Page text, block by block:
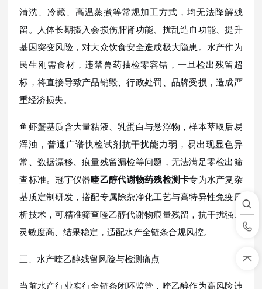
清洗、冷藏、高温蒸煮等常规加工方式，均无法降解残
留。人体长期摄入会损伤肝肾功能、扰乱造血功能、提升
基因突变风险，对大众饮食安全造成极大隐患。水产作为
民生刚需食材，违禁兽药抽检零容错，一旦检出残留超
标，将直接导致产品销毁、行政处罚、品牌受损，造成严
重经济损失。
鱼虾蟹基质含大量粘液、乳蛋白与悬浮物，样本萃取后易
浑浊，普通广谱快检试剂抗干扰能力弱，易出现显色异
常、数据漂移、痕量残留漏检等问题，无法满足零检出筛
查标准。冠宇仪器喹乙醇代谢物药残检测卡专为水产复杂
基质定制研发，搭配专属除杂净化工艺与高特异性免疫层
析技术，可精准筛查喹乙醇代谢物痕量残留，抗干扰强、
灵敏度高、结果稳定，适配水产全链条合规风控。
三、水产喹乙醇残留风险与检测痛点
当前水产行业实行全链条闭环监管，喹乙醇作为高风险违